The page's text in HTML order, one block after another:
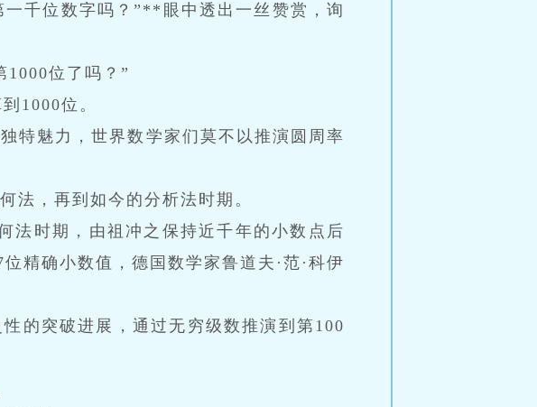
千位数字吗？”**眼中透出一丝赞赏，询
1000位了吗？”
1000位。
特魅力，世界数学家们莫不以推演圆周率
法，再到如今的分析法时期。
法时期，由祖冲之保持近千年的小数点后
精确小数值，德国数学家鲁道夫·范·科伊
的突破进展，通过无穷级数推演到第100